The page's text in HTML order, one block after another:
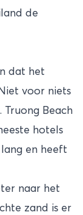
de
dat het
voor niets
Truong Beach
hotels
en heeft
naar het
zand is er